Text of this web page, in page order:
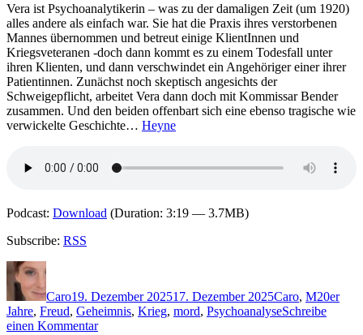
Vera ist Psychoanalytikerin – was zu der damaligen Zeit (um 1920)
alles andere als einfach war. Sie hat die Praxis ihres verstorbenen
Mannes übernommen und betreut einige KlientInnen und
Kriegsveteranen -doch dann kommt es zu einem Todesfall unter
ihren Klienten, und dann verschwindet ein Angehöriger einer ihrer
Patientinnen. Zunächst noch skeptisch angesichts der
Schweigepflicht, arbeitet Vera dann doch mit Kommissar Bender
zusammen. Und den beiden offenbart sich eine ebenso tragische wie
verwickelte Geschichte… Heyne
Podcast: Download (Duration: 3:19 — 3.7MB)
Subscribe: RSS
Autor
Caro19. Dezember 202517. Dezember 2025Caro, M20er
Jahre, Freud, Geheimnis, Krieg, mord, PsychoanalyseSchreibe
einen Kommentarzu